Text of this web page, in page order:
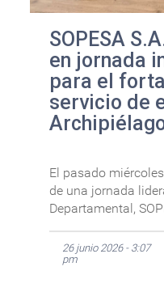
SOPESA
en jornada
para el
servicio de
El pasado
de una jornada
Departamental,
26 junio 2026 - 3:07
pm